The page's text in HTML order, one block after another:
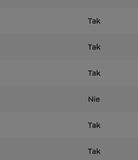
Tak
Tak
Tak
Nie
Tak
Tak